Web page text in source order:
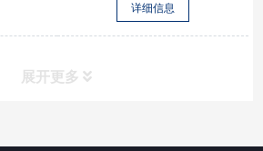
详细信息
展开更多